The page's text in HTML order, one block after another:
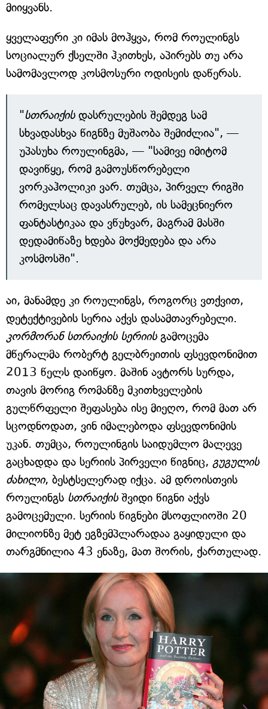
მიიყვანს.
ყველაფერი კი იმას მოჰყვა, რომ როულინგს
სოციალურ ქსელში ჰკითხეს, აპირებს თუ არა
სამომავლოდ კოსმოსური ოდისეის დაწერას.
"სთრაიქისდასრულების შემდეგ სამ
სხვადასხვა წიგნზე მუშაობა შემიძლია", —
უპასუხა როულინგმა, — "სამივე იმიტომ
დავიწყე, რომ გამოუსწორებელი
ვორკაჰოლიკი ვარ. თუმცა, პირველ რიგში
რომელსაც დავასრულებ, ის სამეცნიერო
ფანტასტიკაა და ვწუხვარ, მაგრამ მასში
დედამიწაზე ხდება მოქმედება და არა
კოსმოსში".
აი, მანამდე კი როულინგს, როგორც ვთქვით,
დეტექტივების სერია აქვს დასამთავრებელი.
კორმორან სთრაიქის სერიისგამოცემა
მწერალმა რობერტ გელბრეითის ფსევდონიმით
2013 წელს დაიწყო. მაშინ ავტორს სურდა,
თავის მორიგ რომანზე მკითხველების
გულწრფელი შეფასება ისე მიეღო, რომ მათ არ
სცოდნოდათ, ვინ იმალებოდა ფსევდონიმის
უკან. თუმცა, როულინგის საიდუმლო მალევე
გაცხადდა და სერიის პირველი წიგნიც, გუგულის
ძახილი, ბესტსელერად იქცა. ამ დროისთვის
როულინგს სთრაიქისშვიდი წიგნი აქვს
გამოცემული. სერიის წიგნები მსოფლიოში 20
მილიონზე მეტ ეგზემპლარადაა გაყიდული და
თარგმნილია 43 ენაზე, მათ შორის, ქართულად.